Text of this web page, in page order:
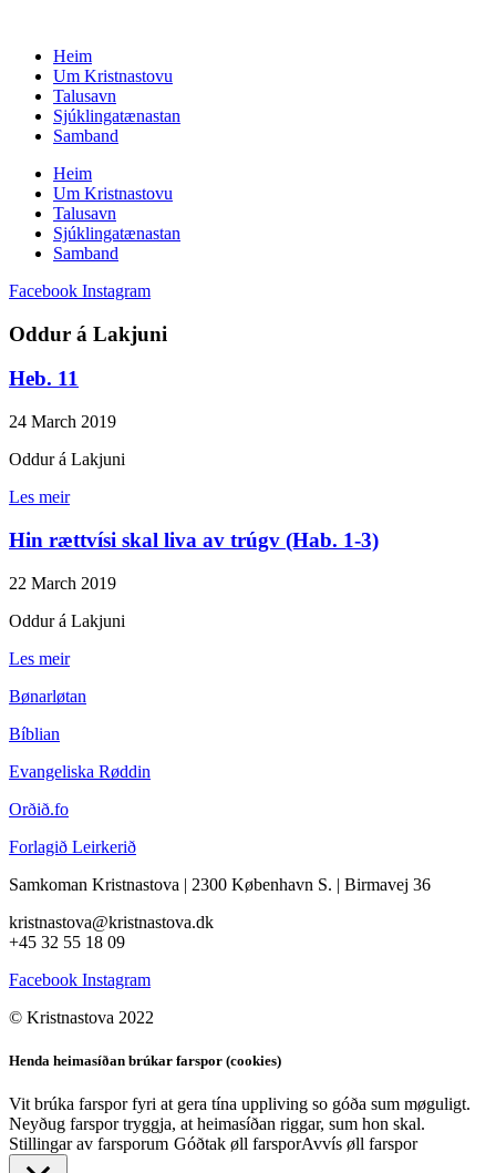
contentHeim
Um Kristnastovu
Talusavn
Sjúklingatænastan
Samband
Heim
Um Kristnastovu
Talusavn
Sjúklingatænastan
Samband
Facebook Instagram
Oddur á Lakjuni
Heb. 11
24 March 2019
Oddur á Lakjuni
Les meir
Hin rættvísi skal liva av trúgv (Hab. 1-3)
22 March 2019
Oddur á Lakjuni
Les meir
Bønarløtan
Bíblian
Evangeliska Røddin
Orðið.fo
Forlagið Leirkerið
Samkoman Kristnastova | 2300 København S. | Birmavej 36
kristnastova@kristnastova.dk
+45 32 55 18 09
Facebook Instagram
© Kristnastova 2022
Henda heimasíðan brúkar farspor (cookies)
Vit brúka farspor fyri at gera tína uppliving so góða sum møguligt.
Neyðug farspor tryggja, at heimasíðan riggar, sum hon skal.
Stillingar av farsporum Góðtak øll farsporAvvís øll farspor